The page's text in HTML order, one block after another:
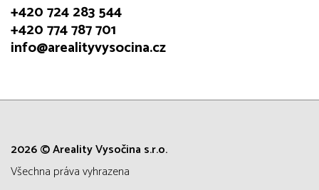
+420 724 283 544
+420 774 787 701
info@arealityvysocina.cz
2026 © Areality Vysočina s.r.o.
všechna práva vyhrazena